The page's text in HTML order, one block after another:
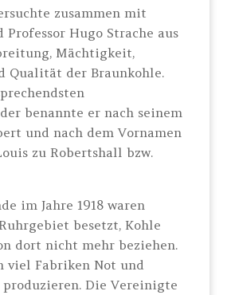
zusammen mit
Professor Hugo Strache aus
Mächtigkeit,
Qualität der Braunkohle.
benannte er nach seinem
und nach dem Vornamen
zu Robertshall bzw.
im Jahre 1918 waren
besetzt, Kohle
dort nicht mehr beziehen.
viel Fabriken Not und
Die Vereinigte